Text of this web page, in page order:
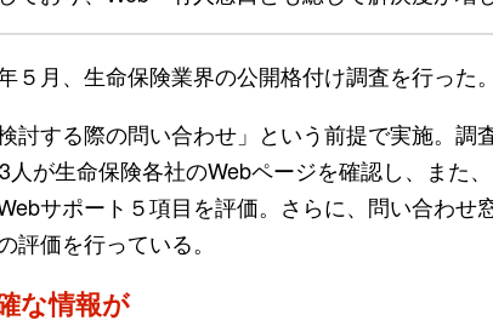
月、生命保険業界の公開格付け調査を行った。
討する際の問い合わせ」という前提で実施。調
人が生命保険各社のWebページを確認し、また
サポート５項目を評価。さらに、問い合わせ
評価を行っている。
な情報が